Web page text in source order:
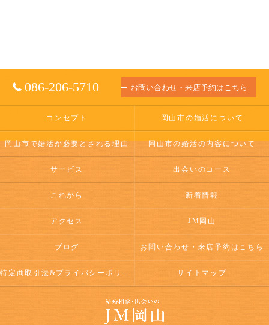
086-206-5710 お問い合わせ・来店予約はこちら
コンセプト 岡山市の婚活について
岡山市で婚活が必要とされる理由 岡山市の婚活の内容について
サービス 出会いのコース
これから 新着情報
アクセス JM岡山
ブログ お問い合わせ・来店予約はこちら
特定商取引法&プライバシーポリシー サイトマップ